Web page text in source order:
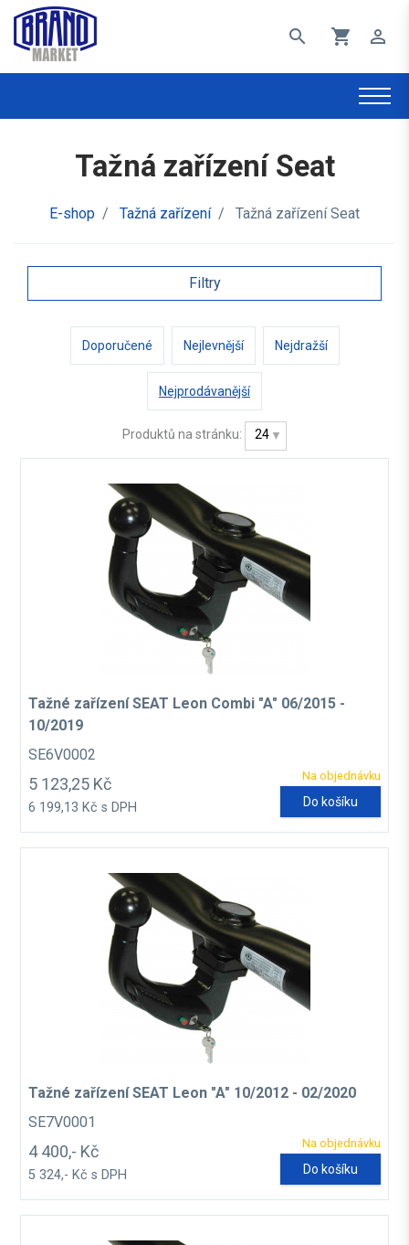
search shopping_cart perm_identity
Tažná zařízení Seat
E-shop / Tažná zařízení / Tažná zařízení Seat
Filtry
Doporučené Nejlevnější Nejdražší
Nejprodávanější
Produktů na stránku: 24
Tažné zařízení SEAT Leon Combi "A" 06/2015 -
10/2019
SE6V0002
Na objednávku
5 123,25 Kč
6 199,13 Kč s DPH Do košíku
Tažné zařízení SEAT Leon "A" 10/2012 - 02/2020
SE7V0001
Na objednávku
4 400,- Kč
5 324,- Kč s DPH Do košíku